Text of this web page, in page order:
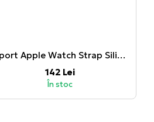
Sport Apple Watch Strap Silica Gel 42/44/45mm M/L Blue Black
142 Lei
În stoc